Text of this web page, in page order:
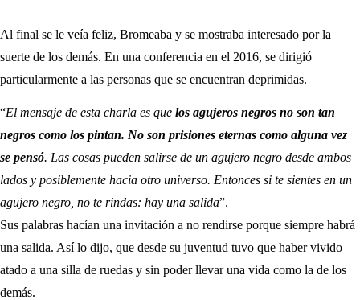
Al final se le veía feliz, Bromeaba y se mostraba interesado por la
suerte de los demás. En una conferencia en el 2016, se dirigió
particularmente a las personas que se encuentran deprimidas.
“El mensaje de esta charla es que los agujeros negros no son tan
negros como los pintan. No son prisiones eternas como alguna vez
se pensó. Las cosas pueden salirse de un agujero negro desde ambos
lados y posiblemente hacia otro universo. Entonces si te sientes en un
agujero negro, no te rindas: hay una salida”.
Sus palabras hacían una invitación a no rendirse porque siempre habrá
una salida. Así lo dijo, que desde su juventud tuvo que haber vivido
atado a una silla de ruedas y sin poder llevar una vida como la de los
demás.